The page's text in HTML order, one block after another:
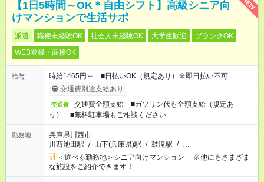
【1日5時間～OK＊自由シフト】高級シニア向
けマンションで生活サポ
派遣 職種未経験OK 社会人未経験OK 大学生歓迎
ブランクOK
WEB登録・面接OK
給与
時給1465円～ ■日払いOK（規定あり）※即日払い不可
交通費別途支給あり
交通費
交通費全額支給 ■ガソリン代も全額支給（規定あ
り） ■無料駐車場もご相談ください
勤務地
兵庫県川西市
川西池田駅 / 山下(兵庫県)駅 / 鼓滝駅 / …
＜選べる勤務地＞シニア向けマンション ※他にもさまざま
な施設をご紹介できます！